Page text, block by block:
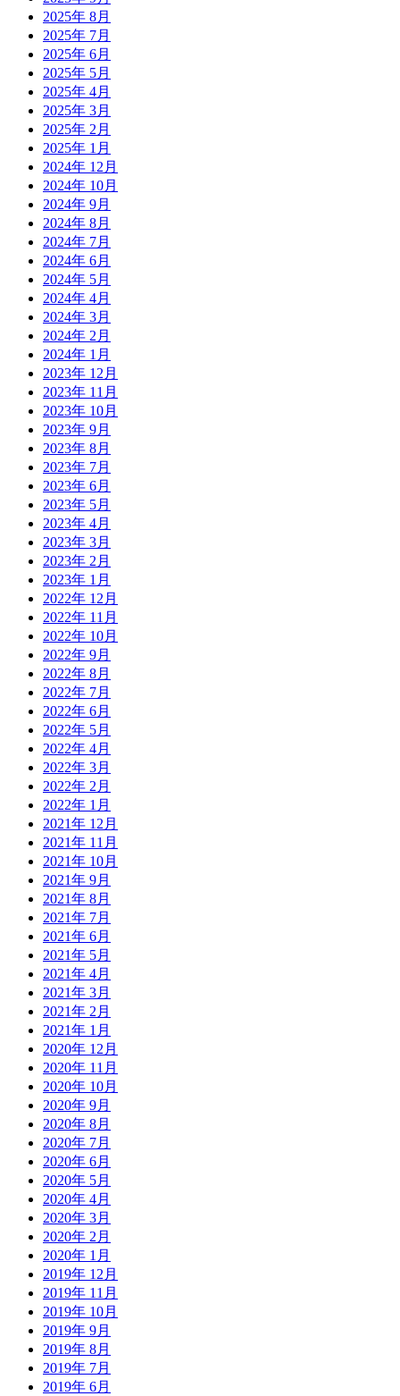
2025年 8月
2025年 7月
2025年 6月
2025年 5月
2025年 4月
2025年 3月
2025年 2月
2025年 1月
2024年 12月
2024年 10月
2024年 9月
2024年 8月
2024年 7月
2024年 6月
2024年 5月
2024年 4月
2024年 3月
2024年 2月
2024年 1月
2023年 12月
2023年 11月
2023年 10月
2023年 9月
2023年 8月
2023年 7月
2023年 6月
2023年 5月
2023年 4月
2023年 3月
2023年 2月
2023年 1月
2022年 12月
2022年 11月
2022年 10月
2022年 9月
2022年 8月
2022年 7月
2022年 6月
2022年 5月
2022年 4月
2022年 3月
2022年 2月
2022年 1月
2021年 12月
2021年 11月
2021年 10月
2021年 9月
2021年 8月
2021年 7月
2021年 6月
2021年 5月
2021年 4月
2021年 3月
2021年 2月
2021年 1月
2020年 12月
2020年 11月
2020年 10月
2020年 9月
2020年 8月
2020年 7月
2020年 6月
2020年 5月
2020年 4月
2020年 3月
2020年 2月
2020年 1月
2019年 12月
2019年 11月
2019年 10月
2019年 9月
2019年 8月
2019年 7月
2019年 6月